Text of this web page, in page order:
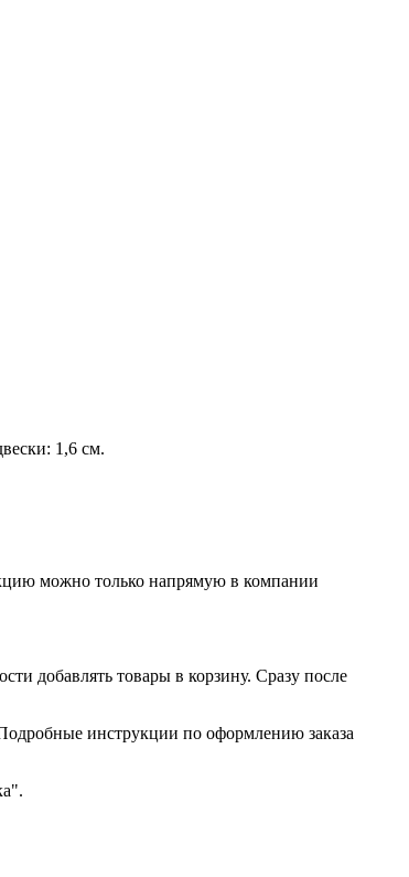
1,6 см.
можно только напрямую в компании
добавлять товары в корзину. Сразу после
инструкции по оформлению заказа